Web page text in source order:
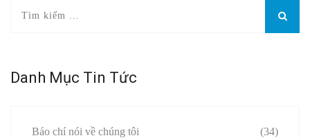
Danh Mục Tin Tức
Báo chí nói về chúng tôi (34)